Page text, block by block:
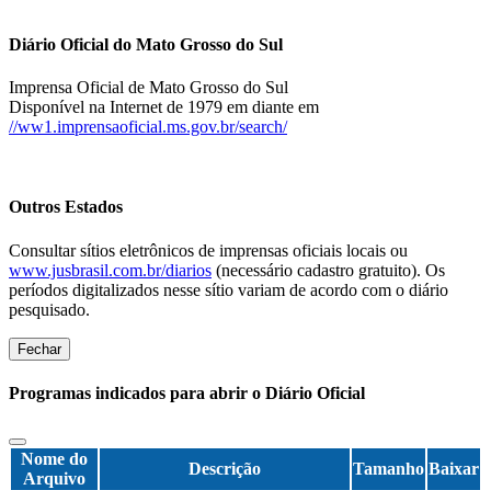
Diário Oficial do Mato Grosso do Sul
Imprensa Oficial de Mato Grosso do Sul
Disponível na Internet de 1979 em diante em
//ww1.imprensaoficial.ms.gov.br/search/
Outros Estados
Consultar sítios eletrônicos de imprensas oficiais locais ou
www.jusbrasil.com.br/diarios (necessário cadastro gratuito). Os
períodos digitalizados nesse sítio variam de acordo com o diário
pesquisado.
Fechar
Programas indicados para abrir o Diário Oficial
Nome do
Arquivo
Descrição Tamanho Baixar